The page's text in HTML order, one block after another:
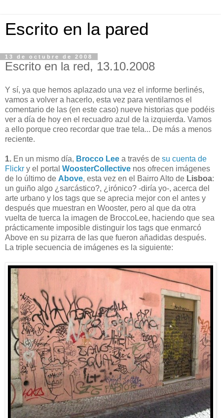
Escrito en la pared
13 de octubre de 2008
Escrito en la red, 13.10.2008
Y sí, ya que hemos aplazado una vez el informe berlinés,
vamos a volver a hacerlo, esta vez para ventilarnos el
comentario de las (en este caso) nueve historias que podéis
ver a día de hoy en el recuadro azul de la izquierda. Vamos
a ello porque creo recordar que trae tela... De más a menos
reciente.
1. En un mismo día, Brocco Lee a través de su cuenta de
Flickr y el portal WoosterCollective nos ofrecen imágenes
de lo último de Above, esta vez en el Bairro Alto de Lisboa:
un guiño algo ¿sarcástico?, ¿irónico? -diría yo-, acerca del
arte urbano y los tags que se aprecia mejor con el antes y
después que muestran en Wooster, pero al que da otra
vuelta de tuerca la imagen de BroccoLee, haciendo que sea
prácticamente imposible distinguir los tags que enmarcó
Above en su pizarra de las que fueron añadidas después.
La triple secuencia de imágenes es la siguiente: